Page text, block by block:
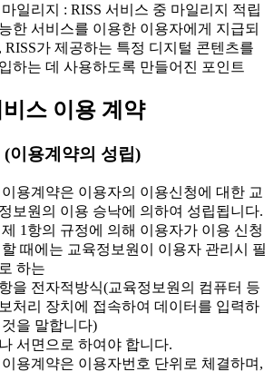
일리지 : RISS 서비스 중 마일리지 적립
한 서비스를 이용한 이용자에게 지급되
RISS가 제공하는 특정 디지털 콘텐츠를
하는 데 사용하도록 만들어진 포인트
스 이용 계약
(이용계약의 성립)
용계약은 이용자의 이용신청에 대한 교
보원의 이용 승낙에 의하여 성립됩니다.
1항의 규정에 의해 이용자가 이용 신청
할 때에는 교육정보원이 이용자 관리시 필
하는
을 전자적방식(교육정보원의 컴퓨터 등
처리 장치에 접속하여 데이터를 입력하
것을 말합니다)
서면으로 하여야 합니다.
용계약은 이용자번호 단위로 체결하며,